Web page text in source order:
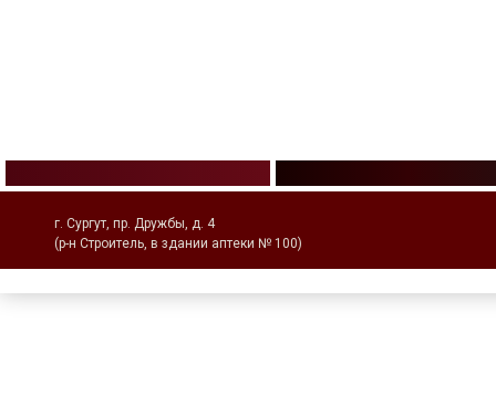
г. Сургут, пр. Дружбы, д. 4
(р-н Строитель, в здании аптеки № 100)